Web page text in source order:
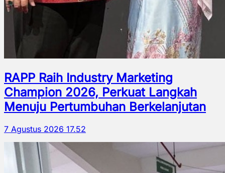
RAPP Raih Industry Marketing
Champion 2026, Perkuat Langkah
Menuju Pertumbuhan Berkelanjutan
7 Agustus 2026 17.52